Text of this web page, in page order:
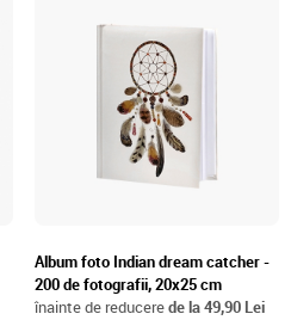
Album foto Indian dream catcher -
200 de fotografii, 20x25 cm
înainte de reducerede la 49,90 Lei